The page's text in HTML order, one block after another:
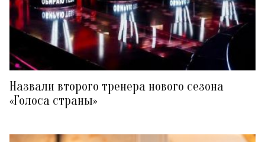
Назвали второго тренера нового сезона
«Голоса страны»